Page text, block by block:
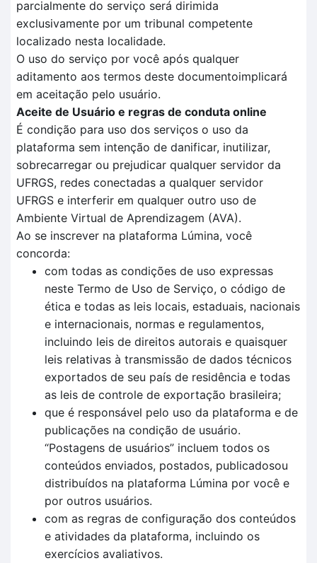
parcialmente do serviço será dirimida
exclusivamente por um tribunal competente
localizado nesta localidade.
O uso do serviço por você após qualquer
aditamento aos termos deste documentoimplicará
em aceitação pelo usuário.
Aceite de Usuário e regras de conduta online
É condição para uso dos serviços o uso da
plataforma sem intenção de danificar, inutilizar,
sobrecarregar ou prejudicar qualquer servidor da
UFRGS, redes conectadas a qualquer servidor
UFRGS e interferir em qualquer outro uso de
Ambiente Virtual de Aprendizagem (AVA).
Ao se inscrever na plataforma Lúmina, você
concorda:
com todas as condições de uso expressas
neste Termo de Uso de Serviço, o código de
ética e todas as leis locais, estaduais, nacionais
e internacionais, normas e regulamentos,
incluindo leis de direitos autorais e quaisquer
leis relativas à transmissão de dados técnicos
exportados de seu país de residência e todas
as leis de controle de exportação brasileira;
que é responsável pelo uso da plataforma e de
publicações na condição de usuário.
“Postagens de usuários” incluem todos os
conteúdos enviados, postados, publicadosou
distribuídos na plataforma Lúmina por você e
por outros usuários.
com as regras de configuração dos conteúdos
e atividades da plataforma, incluindo os
exercícios avaliativos.